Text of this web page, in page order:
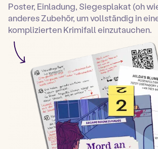
Poster, Einladung, Siegesplakat (oh
anderes Zubehör, um vollständig in
komplizierten Krimifall einzutauchen.